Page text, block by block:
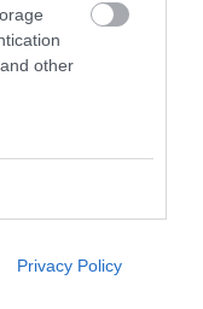
other
Privacy Policy
In The Body